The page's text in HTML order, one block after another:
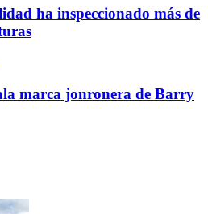
ha inspeccionado más de
marca jonronera de Barry